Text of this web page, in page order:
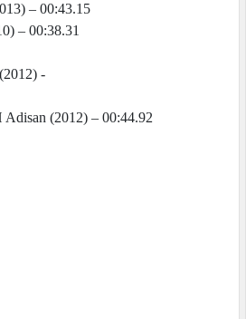
(2013) – 00:43.15
(2010) – 00:38.31
-
(2012) – 00:44.92